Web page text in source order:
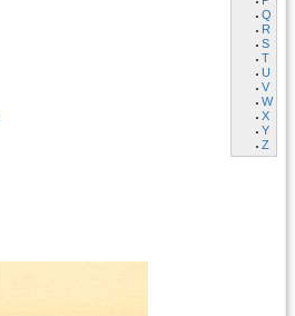
Q
R
S
T
U
V
W
X
Y
Z